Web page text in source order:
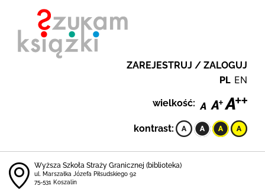
ZAREJESTRUJ / ZALOGUJ
PL EN
wielkość:
kontrast:
Wyższa Szkoła Straży Granicznej (biblioteka)
ul. Marszałka Józefa Piłsudskiego 92
75-531 Koszalin